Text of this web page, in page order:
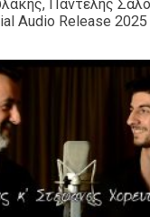
Παντελής
Audio Release 2025